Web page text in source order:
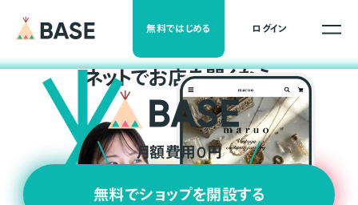
無料ではじめる ログイン
ネットでお店を開くなら
月額費用0円
無料でショップを開設する